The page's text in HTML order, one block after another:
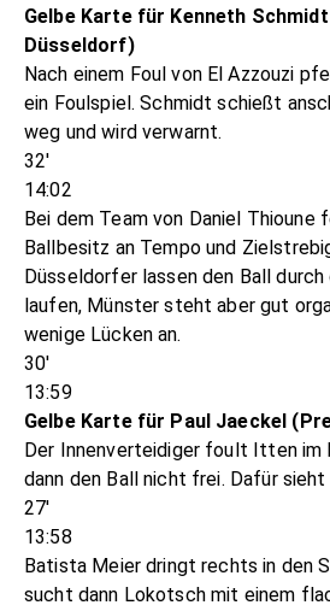
Gelbe Karte für Kenneth
Düsseldorf)
Nach einem Foul von El Azzouzi
ein Foulspiel. Schmidt schießt
weg und wird verwarnt.
32'
14:02
Bei dem Team von Daniel Thioune
Ballbesitz an Tempo und
Düsseldorfer lassen den Ball durch
laufen, Münster steht aber gut
wenige Lücken an.
30'
13:59
Gelbe Karte für Paul Jaeckel
Der Innenverteidiger foult Itten
dann den Ball nicht frei. Dafür
27'
13:58
Batista Meier dringt rechts in den
sucht dann Lokotsch mit einem